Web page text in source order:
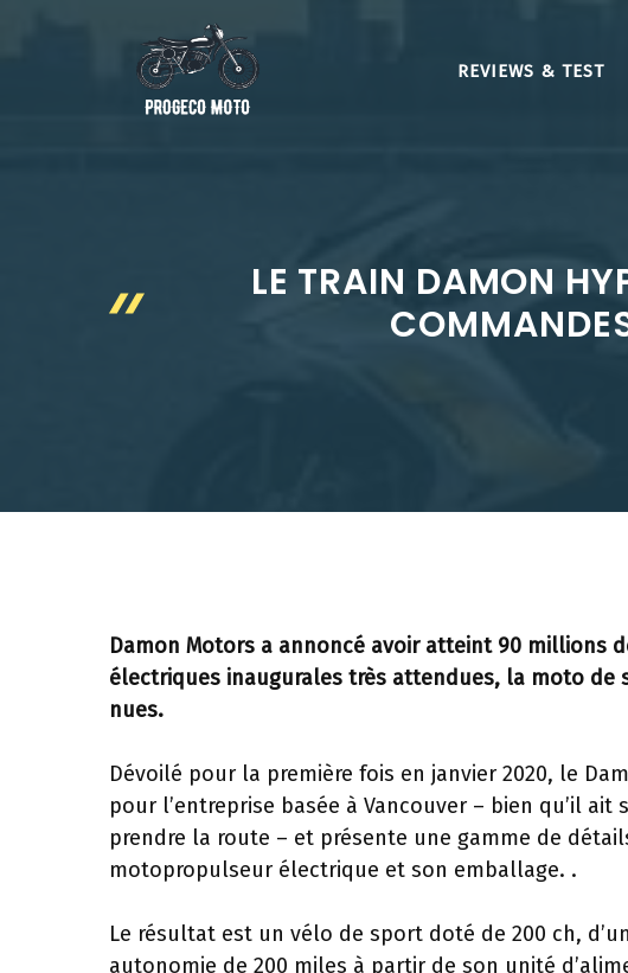
REVIEWS & TEST
LE TRAIN DAMON
Damon Motors a annoncé avoir atteint 90 millions
électriques inaugurales très attendues, la moto de
nues.
Dévoilé pour la première fois en janvier 2020, le
pour l’entreprise basée à Vancouver – bien qu’il
prendre la route – et présente une gamme de
motopropulseur électrique et son emballage. .
Le résultat est un vélo de sport doté de 200 ch,
autonomie de 200 miles à partir de son unité